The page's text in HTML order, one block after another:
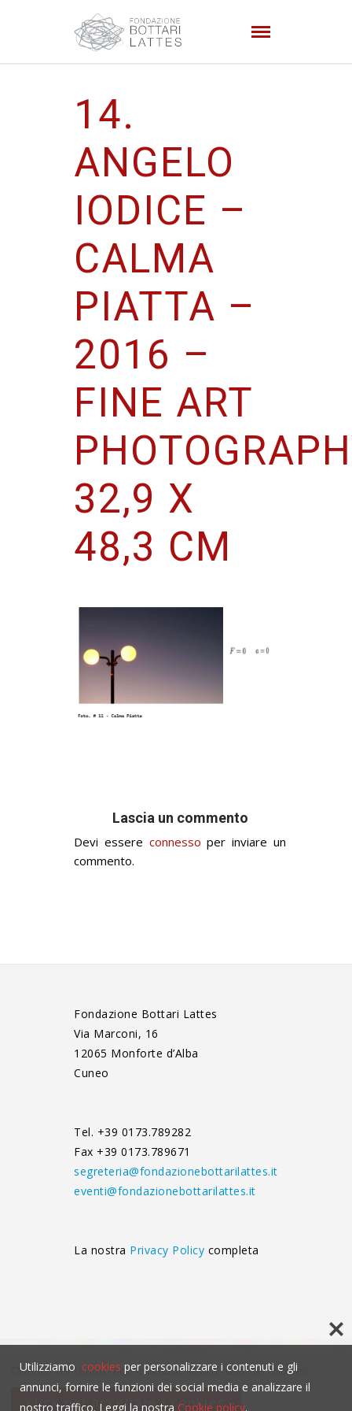
14.
ANGELO
IODICE –
CALMA
PIATTA –
2016 –
FINE ART
32,9 X
48,3 CM
Lascia un commento
Devi essere connesso per inviare un
commento.
Fondazione Bottari Lattes
Via Marconi, 16
12065 Monforte d’Alba
Cuneo
Tel. +39 0173.789282
Fax +39 0173.789671
segreteria@fondazionebottarilattes.it
eventi@fondazionebottarilattes.it
La nostra Privacy Policy completa
Questo contenuto non è visibile senza l'uso dei cookies.
click per accettare i cookies
Utilizziamo cookies per personalizzare i contenuti e gli
annunci, fornire le funzioni dei social media e analizzare il
nostro traffico. Leggi la nostra Cookie policy.